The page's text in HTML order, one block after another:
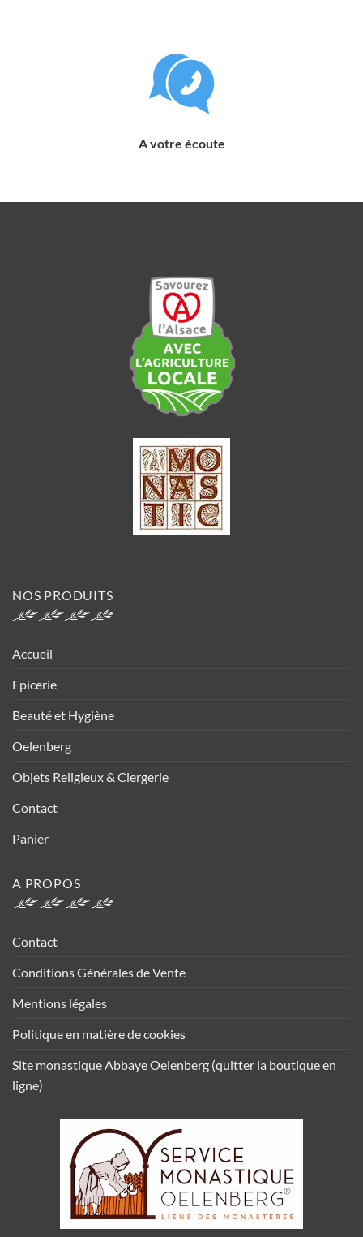
A votre écoute
NOS PRODUITS
Accueil
Epicerie
Beauté et Hygiène
Oelenberg
Objets Religieux & Ciergerie
Contact
Panier
A PROPOS
Contact
Conditions Générales de Vente
Mentions légales
Politique en matière de cookies
Site monastique Abbaye Oelenberg (quitter la boutique en
ligne)